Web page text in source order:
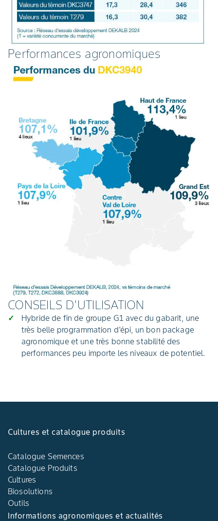
Performances agronomiques
CONSEILS D'UTILISATION
Hybride de fin de groupe G1 avec du gabarit, une
très belle programmation d'épi, un bon package
agronomique et une très bonne stabilité des
performances peu importe les niveaux de potentiel.
Cultures et catalogue produits
Catalogue Semences
Catalogue Produits
Cultures
Biosolutions
Outils
Informations agronomiques et actualités